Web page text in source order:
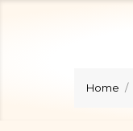
Home